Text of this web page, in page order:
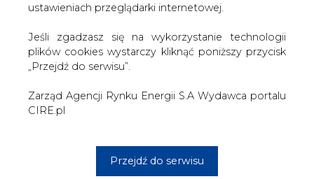
ustawieniach przeglądarki internetowej.
Jeśli zgadzasz się na wykorzystanie technologii
plików cookies wystarczy kliknąć poniższy przycisk
„Przejdź do serwisu”.
Zarząd Agencji Rynku Energii S.A Wydawca portalu
CIRE.pl
Przejdź do serwisu
KOMENTARZE